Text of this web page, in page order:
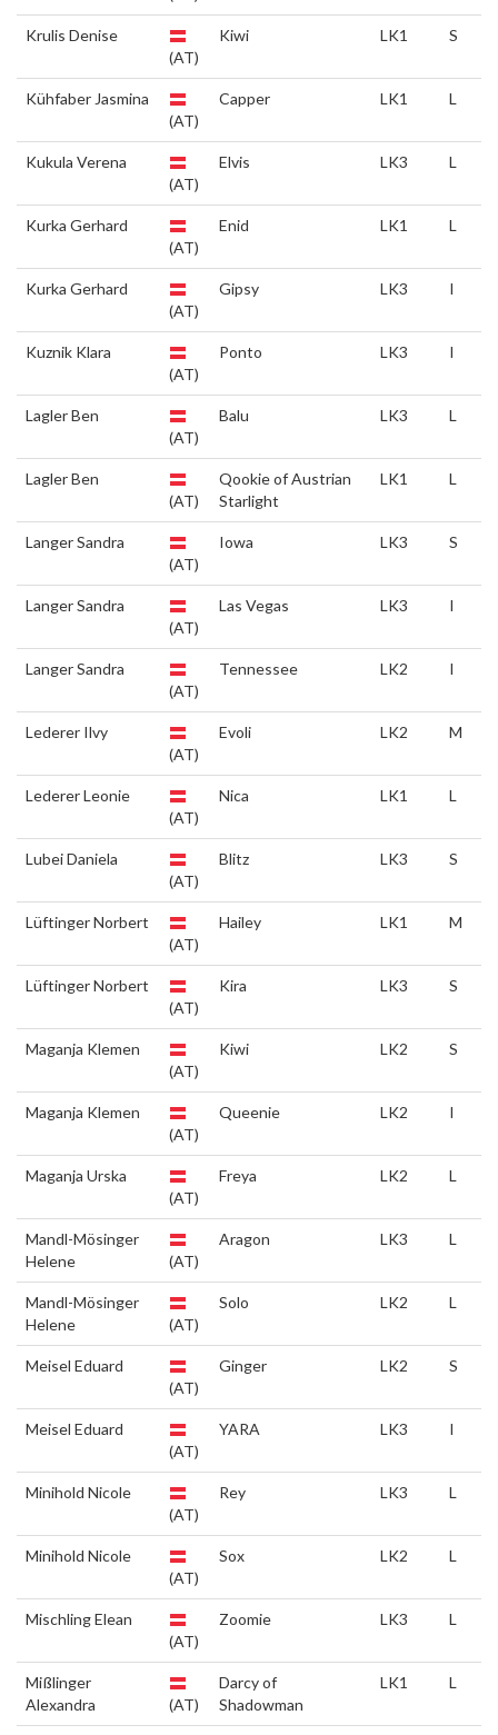
Krulis Denise
(AT)
Kiwi LK1 S
Kühfaber Jasmina
(AT)
Capper LK1 L
Kukula Verena
(AT)
Elvis LK3 L
Kurka Gerhard
(AT)
Enid LK1 L
Kurka Gerhard
(AT)
Gipsy LK3 I
Kuznik Klara
(AT)
Ponto LK3 I
Lagler Ben
(AT)
Balu LK3 L
Lagler Ben
(AT)
Qookie of Austrian
Starlight
LK1 L
Langer Sandra
(AT)
Iowa LK3 S
Langer Sandra
(AT)
Las Vegas LK3 I
Langer Sandra
(AT)
Tennessee LK2 I
Lederer Ilvy
(AT)
Evoli LK2 M
Lederer Leonie
(AT)
Nica LK1 L
Lubei Daniela
(AT)
Blitz LK3 S
Lüftinger Norbert
(AT)
Hailey LK1 M
Lüftinger Norbert
(AT)
Kira LK3 S
Maganja Klemen
(AT)
Kiwi LK2 S
Maganja Klemen
(AT)
Queenie LK2 I
Maganja Urska
(AT)
Freya LK2 L
Mandl-Mösinger
Helene
(AT)
Aragon LK3 L
Mandl-Mösinger
Helene
(AT)
Solo LK2 L
Meisel Eduard
(AT)
Ginger LK2 S
Meisel Eduard
(AT)
YARA LK3 I
Minihold Nicole
(AT)
Rey LK3 L
Minihold Nicole
(AT)
Sox LK2 L
Mischling Elean
(AT)
Zoomie LK3 L
Mißlinger
Alexandra
(AT)
Darcy of
Shadowman
LK1 L